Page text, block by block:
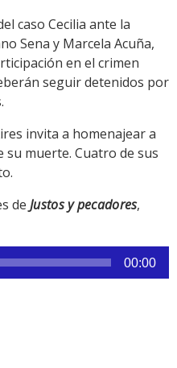
caso Cecilia ante la
Sena y Marcela Acuña,
en el crimen
seguir detenidos por
invita a homenajear a
su muerte. Cuatro de sus
de Justos y pecadores,
00:00